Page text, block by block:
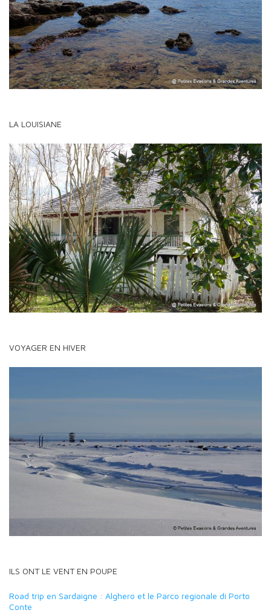
LA LOUISIANE
VOYAGER EN HIVER
ILS ONT LE VENT EN POUPE
Road trip en Sardaigne : Alghero et le Parco regionale di Porto
Conte